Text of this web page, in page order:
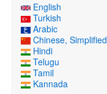
English
Turkish
Arabic
Chinese, Simplified
Hindi
Telugu
Tamil
Kannada